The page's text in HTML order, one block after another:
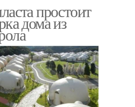
панелей
простоит
дома из